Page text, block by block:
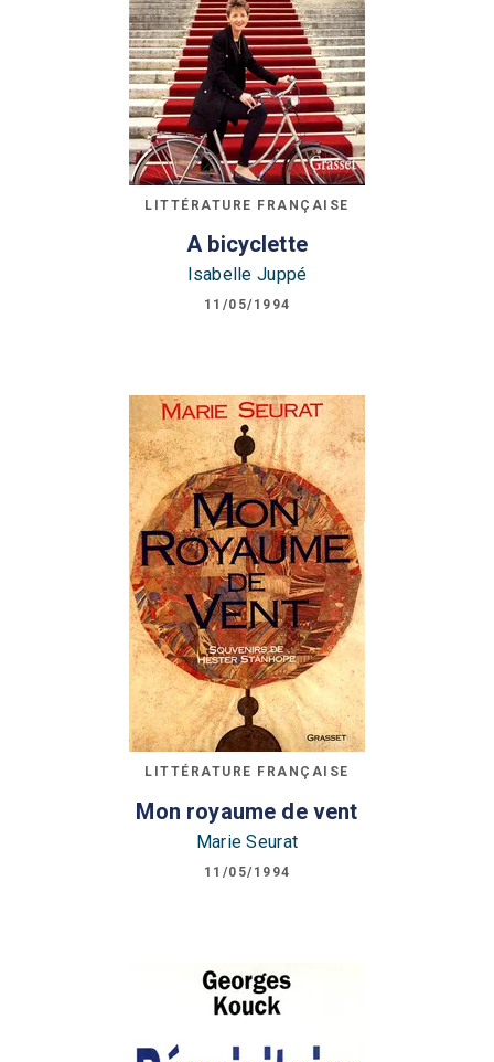
LITTÉRATURE FRANÇAISE
A bicyclette
Isabelle Juppé
11/05/1994
LITTÉRATURE FRANÇAISE
Mon royaume de vent
Marie Seurat
11/05/1994